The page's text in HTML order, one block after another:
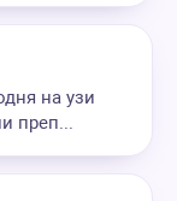
на узи
преп...